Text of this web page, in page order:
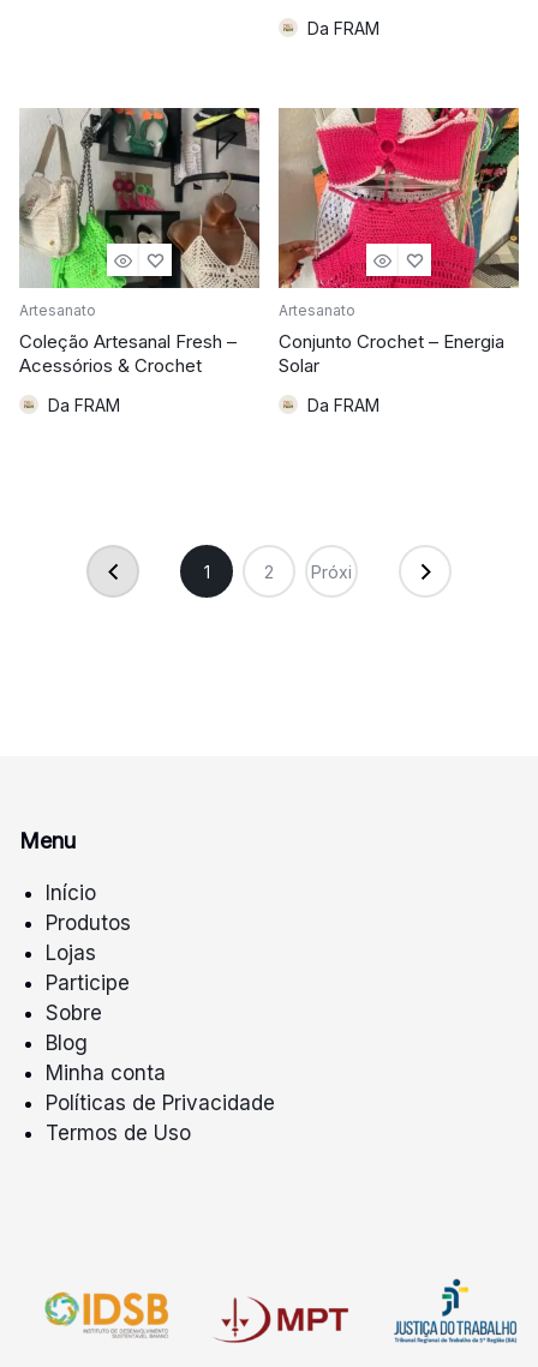
Da FRAM
Artesanato
Coleção Artesanal Fresh –
Acessórios & Crochet
Da FRAM
Artesanato
Conjunto Crochet – Energia
Solar
Da FRAM
1 2 Próxi
Menu
Início
Produtos
Lojas
Participe
Sobre
Blog
Minha conta
Políticas de Privacidade
Termos de Uso